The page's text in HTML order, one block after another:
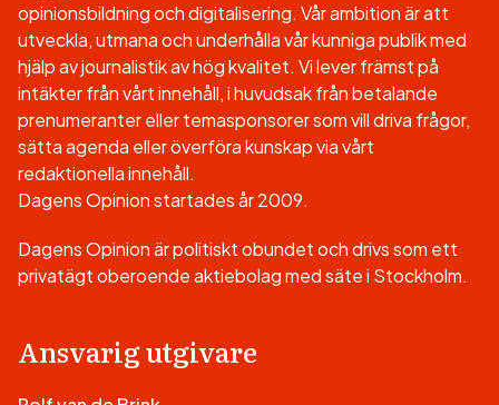
opinionsbildning och digitalisering. Vår ambition är att
utveckla, utmana och underhålla vår kunniga publik med
hjälp av journalistik av hög kvalitet. Vi lever främst på
intäkter från vårt innehåll, i huvudsak från betalande
prenumeranter eller temasponsorer som vill driva frågor,
sätta agenda eller överföra kunskap via vårt
redaktionella innehåll.
Dagens Opinion startades år 2009.
Dagens Opinion är politiskt obundet och drivs som ett
privatägt oberoende aktiebolag med säte i Stockholm.
Ansvarig utgivare